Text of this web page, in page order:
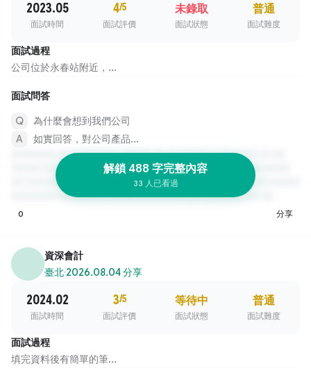
2023.05
面試時間
4/5
面試評價
未錄取
面試狀態
普通
面試難度
面試過程
公司位於永春站附近，...
面試問答
為什麼會想到我們公司
如實回答，對公司產品...
解鎖 488 字完整內容
33 人已看過
0 分享
資深會計
臺北·2026.08.04 分享
2024.02
面試時間
3/5
面試評價
等待中
面試狀態
普通
面試難度
面試過程
填完資料後有簡單的筆...